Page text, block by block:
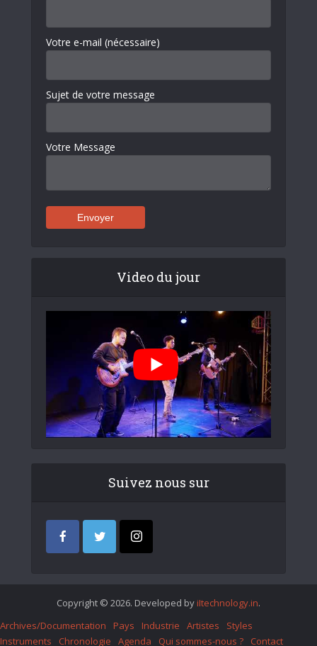
Votre e-mail (nécessaire)
Sujet de votre message
Votre Message
Video du jour
Suivez nous sur
Copyright © 2026. Developed by iItechnology.in.
Archives/Documentation
Pays Industrie Artistes
Styles
Instruments
Chronologie Agenda Qui sommes-nous ? Contact